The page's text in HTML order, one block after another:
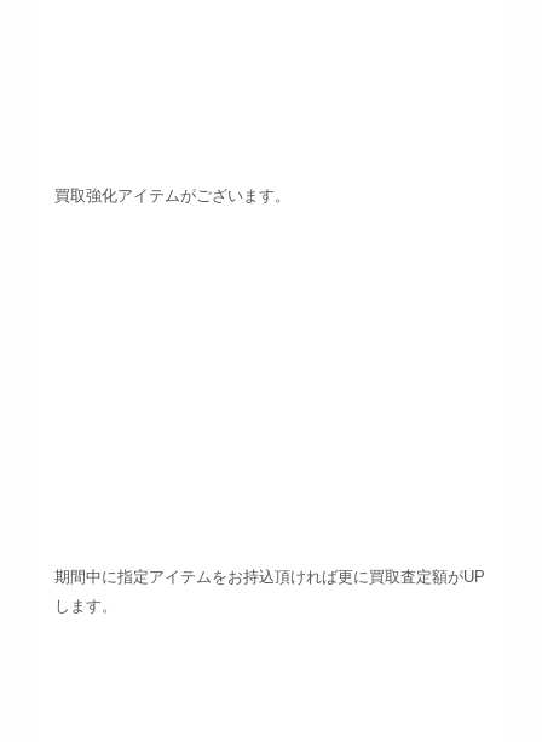
買取強化アイテムがございます。
期間中に指定アイテムをお持込頂ければ更に買取査定額がUP
します。